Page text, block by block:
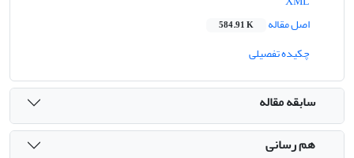
اصل مقاله
584.91 K
چکیده تفصیلی
سابقه مقاله
هم رسانی